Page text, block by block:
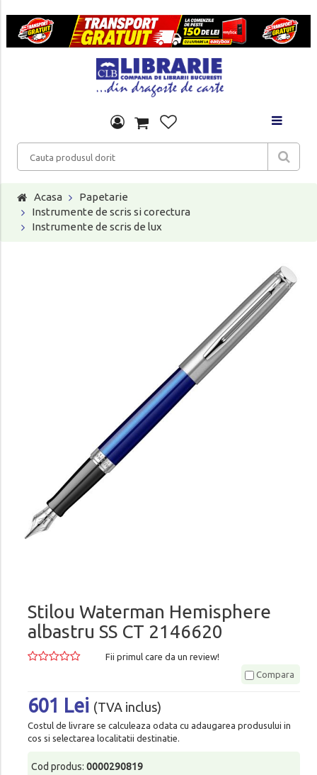
Acasa
Papetarie
Instrumente de scris si corectura
Instrumente de scris de lux
Stilou Waterman Hemisphere
albastru SS CT 2146620
Fii primul care da un review!
Compara
601 Lei (TVA inclus)
Costul de livrare se calculeaza odata cu adaugarea produsului in
cos si selectarea localitatii destinatie.
Cod produs: 0000290819